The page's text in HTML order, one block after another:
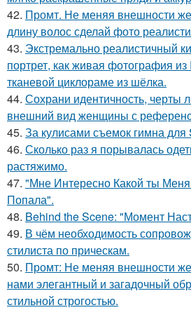
42. Промт. Не меняя внешности
длину волос сделай фото
43. Экстремально реалистичный
портрет, как живая фотография
тканевой циклораме из шёлка.
44. Сохрани идентичность, черты
внешний вид женщины с
45. За кулисами съемок гимна
46. Сколько раз я порывалась
растяжимо.
47. "Мне Интересно Какой ты
Попала".
48. Behind the Scene: "Момент
49. В чём необходимость
стилиста по прическам.
50. Промт: Не меняя внешности
нами элегантный и загадочный
стильной строгостью.